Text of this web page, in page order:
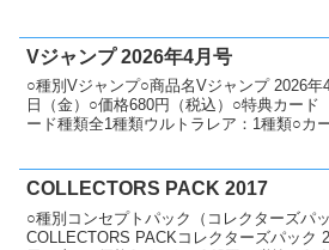
Vジャンプ 2026年4月号
○種別Vジャンプ○商品名Vジャンプ 2026年
日（金）○価格680円（税込）○特典カード
ード種類全1種類ウルトラレア：1種類○カ
COLLECTORS PACK 2017
○種別コンセプトパック（コレクターズパ
COLLECTORS PACKコレクターズパック